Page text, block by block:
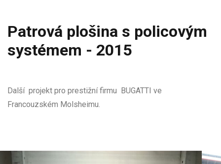
Patrová plošina s policovým
systémem - 2015
Další projekt pro prestižní firmu BUGATTI ve
Francouzském Molsheimu.